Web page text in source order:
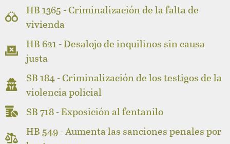
HB 1365 - Criminalización de la falta de
vivienda
HB 621 - Desalojo de inquilinos sin causa
justa
SB 184 - Criminalización de los testigos de la
violencia policial
SB 718 - Exposición al fentanilo
HB 549 - Aumenta las sanciones penales por